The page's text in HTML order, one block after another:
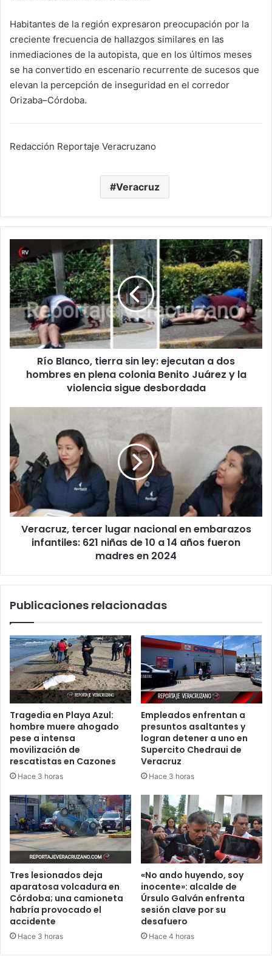
Habitantes de la región expresaron preocupación por la
creciente frecuencia de hallazgos similares en las
inmediaciones de la autopista, que en los últimos meses
se ha convertido en escenario recurrente de sucesos que
elevan la percepción de inseguridad en el corredor
Orizaba–Córdoba.
Redacción Reportaje Veracruzano
Veracruz
Blanco,
tierra
sin
ley:
ejecutan
a
dos
hombres
plena
Juárez
y
la
violencia
sigue
desbordada
Río Blanco, tierra sin ley: ejecutan a dos
hombres en plena colonia Benito Juárez y la
violencia sigue desbordada
tercer
lugar
nacional
en
embarazos
infantiles:
621
niñas
años
madres
Veracruz, tercer lugar nacional en embarazos
infantiles: 621 niñas de 10 a 14 años fueron
madres en 2024
Publicaciones relacionadas
Tragedia en Playa Azul:
hombre muere ahogado
pese a intensa
movilización de
rescatistas en Cazones
Hace 3 horas
Empleados enfrentan a
presuntos asaltantes y
logran detener a uno en
Supercito Chedraui de
Veracruz
Hace 3 horas
Tres lesionados deja
aparatosa volcadura en
Córdoba; una camioneta
habría provocado el
accidente
Hace 3 horas
«No ando huyendo, soy
inocente»: alcalde de
Úrsulo Galván enfrenta
sesión clave por su
desafuero
Hace 4 horas